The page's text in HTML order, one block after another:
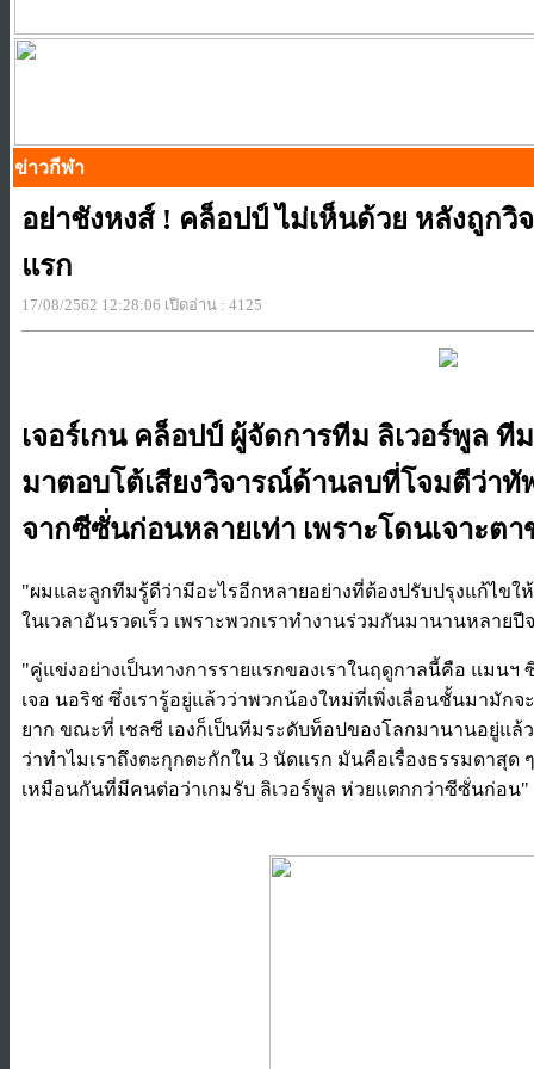
ข่าวกีฬา
อย่าชังหงส์ ! คล็อปป์ ไม่เห็นด้วย หลังถูกวิ
แรก
17/08/2562 12:28:06 เปิดอ่าน : 4125
เจอร์เกน คล็อปป์ ผู้จัดการทีม ​ลิเวอร์พูล ที
มาตอบโต้เสียงวิจารณ์ด้านลบที่โจมตีว่าทั
จากซีซั่นก่อนหลายเท่า เพราะโดนเจาะต
"ผมและลูกทีมรู้ดีว่ามีอะไรอีกหลายอย่างที่ต้องปรับปรุงแก้ไขใ
ในเวลาอันรวดเร็ว เพราะพวกเราทำงานร่วมกันมานานหลาย
​"คู่แข่งอย่างเป็นทางการรายแรกของเราในฤดูกาลนี้คือ แมน
เจอ นอริช ซึ่งเรารู้อยู่แล้วว่าพวกน้องใหม่ที่เพิ่งเลื่อนชั้นมามักจ
ยาก ขณะที่ เชลซี เองก็เป็นทีมระดับท็อปของโลกมานานอยู่แล้
ว่าทำไมเราถึงตะกุกตะกักใน 3 นัดแรก มันคือเรื่องธรรมดาสุด
เหมือนกันที่มีคนต่อว่าเกมรับ ลิเวอร์พูล ห่วยแตกกว่าซีซั่นก่อน"